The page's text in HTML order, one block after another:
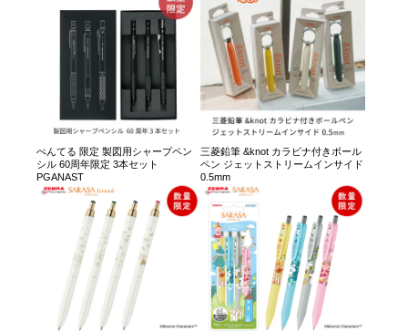
ぺんてる 限定 製図用シャープペン
シル 60周年限定 3本セット
PGANAST
三菱鉛筆 &knot カラビナ付きボール
ペン ジェットストリームインサイド
0.5mm